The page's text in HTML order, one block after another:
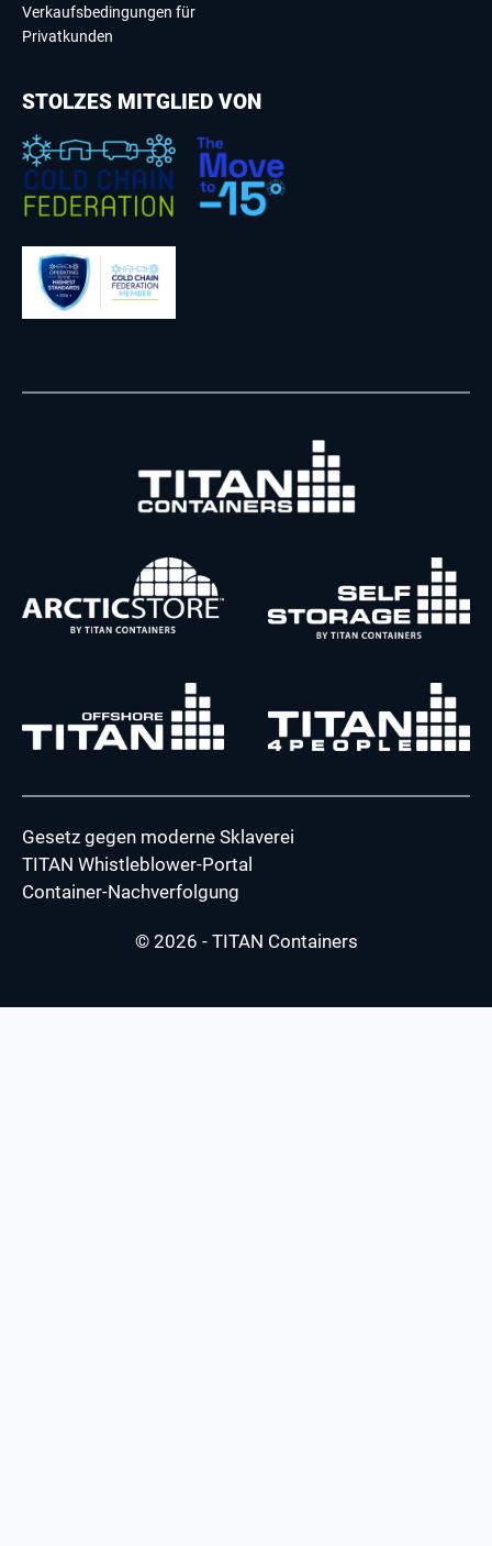
Verkaufsbedingungen für
Privatkunden
STOLZES MITGLIED VON
Gesetz gegen moderne Sklaverei
TITAN Whistleblower-Portal
Container-Nachverfolgung
© 2026 - TITAN Containers